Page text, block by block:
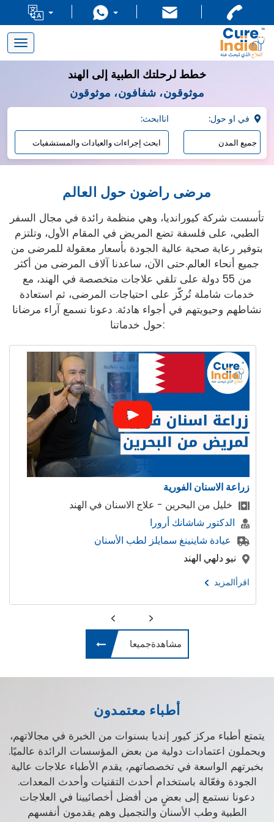
Toggle
navigation
خطط لرحلتك الطبية إلى الهند
موثوقون، شفافون، موثوقون
:اناابحث
مرضى راضون حول العالم
تأسست شركة كيورانديا، وهي منظمة رائدة في مجال السفر
الطبي، على فلسفة تضع المريض في المقام الأول، وتلتزم
بتوفير رعاية صحية عالية الجودة بأسعار معقولة للمرضى من
جميع أنحاء العالم.حتى الآن، ساعدنا آلاف المرضى من أكثر
من 55 دولة على تلقي علاجات متخصصة في الهند، مع
خدمات شاملة تُركّز على احتياجات المرضى، ثم استعادة
نشاطهم وحيويتهم في أجواء هادئة. دعونا نسمع آراء مرضانا
حول خدماتنا:
الهند
ابتسامة هوليوود ، تصميم الابتسامة
المريض من البحرين تحصل على
وورد اوف دينتيستري
مشاهدةجميعا
أطباء معتمدون
يتمتع أطباء مركز كيور إنديا بسنوات من الخبرة في مجالاتهم،
ويحملون اعتمادات دولية من بعض المؤسسات الرائدة عالميًا.
بخبرتهم الواسعة في تخصصاتهم، يقدم الأطباء علاجات عالية
الجودة وفعّالة باستخدام أحدث التقنيات وأحدث المعدات.
دعونا نستمع إلى بعضٍ من أفضل أخصائيينا في العلاجات
الطبية وطب الأسنان والتجميل وهم يقدمون أنفسهم